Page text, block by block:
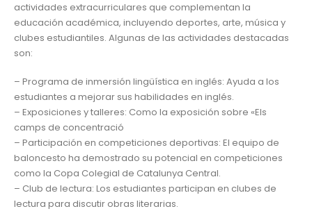
actividades extracurriculares que complementan la
educación académica, incluyendo deportes, arte, música y
clubes estudiantiles. Algunas de las actividades destacadas
son:
– Programa de inmersión lingüística en inglés: Ayuda a los
estudiantes a mejorar sus habilidades en inglés.
– Exposiciones y talleres: Como la exposición sobre «Els
camps de concentració
– Participación en competiciones deportivas: El equipo de
baloncesto ha demostrado su potencial en competiciones
como la Copa Colegial de Catalunya Central.
– Club de lectura: Los estudiantes participan en clubes de
lectura para discutir obras literarias.